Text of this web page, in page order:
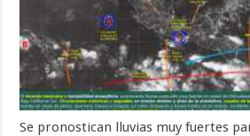
Se pronostican lluvias muy fuertes